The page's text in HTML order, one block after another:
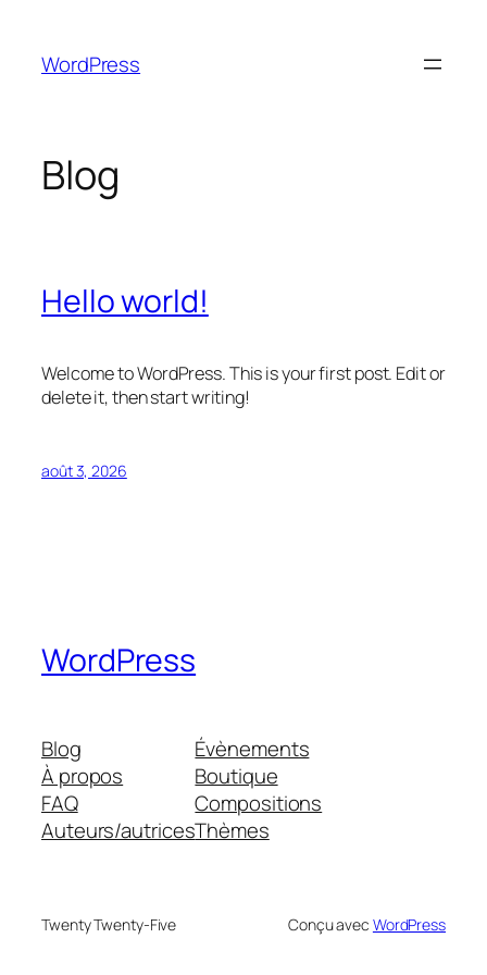
contenu
WordPress
Blog
Hello world!
Welcome to WordPress. This is your first post. Edit or
delete it, then start writing!
août 3, 2026
WordPress
Blog
À propos
FAQ
Auteurs/autrices
Évènements
Boutique
Compositions
Thèmes
Twenty Twenty-Five Conçu avec WordPress